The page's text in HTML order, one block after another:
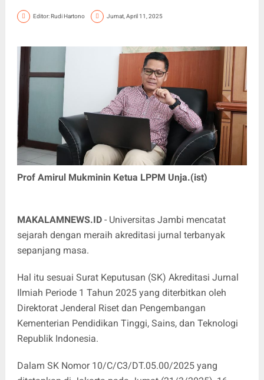
Editor: Rudi Hartono Jumat, April 11, 2025
Prof Amirul Mukminin Ketua LPPM Unja.(ist)
MAKALAMNEWS.ID - Universitas Jambi mencatat
sejarah dengan meraih akreditasi jurnal terbanyak
sepanjang masa.
Hal itu sesuai Surat Keputusan (SK) Akreditasi Jurnal
Ilmiah Periode 1 Tahun 2025 yang diterbitkan oleh
Direktorat Jenderal Riset dan Pengembangan
Kementerian Pendidikan Tinggi, Sains, dan Teknologi
Republik Indonesia.
Dalam SK Nomor 10/C/C3/DT.05.00/2025 yang